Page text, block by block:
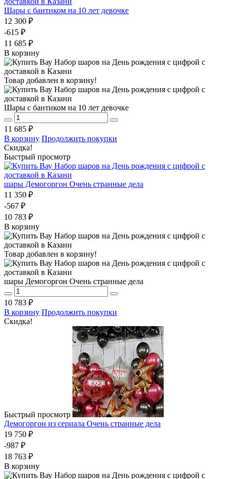
Шары с бантиком на 10 лет девочке
12 300 ₽
-615 ₽
11 685 ₽
В корзину
Товар добавлен в корзину!
Шары с бантиком на 10 лет девочке
11 685 ₽
В корзину Продолжить покупки
Скидка!
Быстрый просмотр
шары Демогоргон Очень странные дела
11 350 ₽
-567 ₽
10 783 ₽
В корзину
Товар добавлен в корзину!
шары Демогоргон Очень странные дела
10 783 ₽
В корзину Продолжить покупки
Скидка!
Быстрый просмотр
Демогоргон из сериала Очень странные дела
19 750 ₽
-987 ₽
18 763 ₽
В корзину